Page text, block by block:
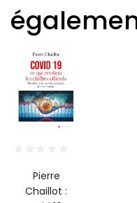
Pierre
Chaillot :